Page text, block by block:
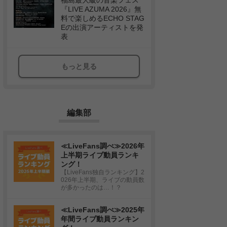
『LIVE AZUMA 2026』無
料で楽しめるECHO STAG
Eの出演アーティストを発
表
もっと見る
編集部
≪LiveFans調べ≫2026年
上半期ライブ動員ランキ
ング！
【LiveFans独自ランキング】2
026年上半期、ライブの動員数
が多かったのは…！？
≪LiveFans調べ≫2025年
年間ライブ動員ランキン